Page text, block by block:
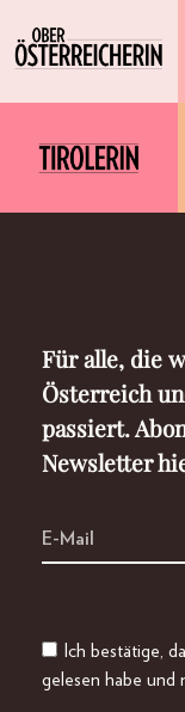
Für alle, die
Österreich
passiert.
Newsletter
Ich bestätige,
gelesen habe und